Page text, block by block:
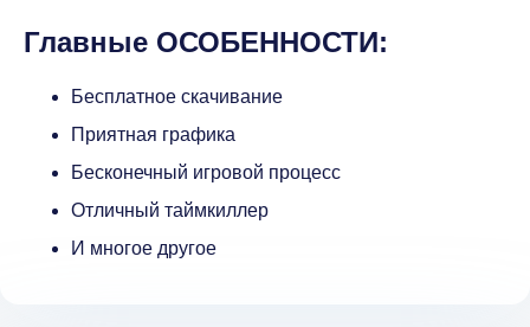
Главные ОСОБЕННОСТИ:
Бесплатное скачивание
Приятная графика
Бесконечный игровой процесс
Отличный таймкиллер
И многое другое